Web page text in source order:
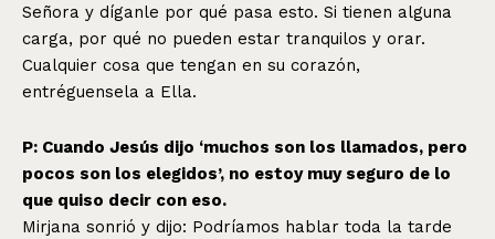
Señora y díganle por qué pasa esto. Si tienen alguna
carga, por qué no pueden estar tranquilos y orar.
Cualquier cosa que tengan en su corazón,
entréguensela a Ella.
P: Cuando Jesús dijo ‘muchos son los llamados, pero
pocos son los elegidos’, no estoy muy seguro de lo
que quiso decir con eso.
Mirjana sonrió y dijo: Podríamos hablar toda la tarde